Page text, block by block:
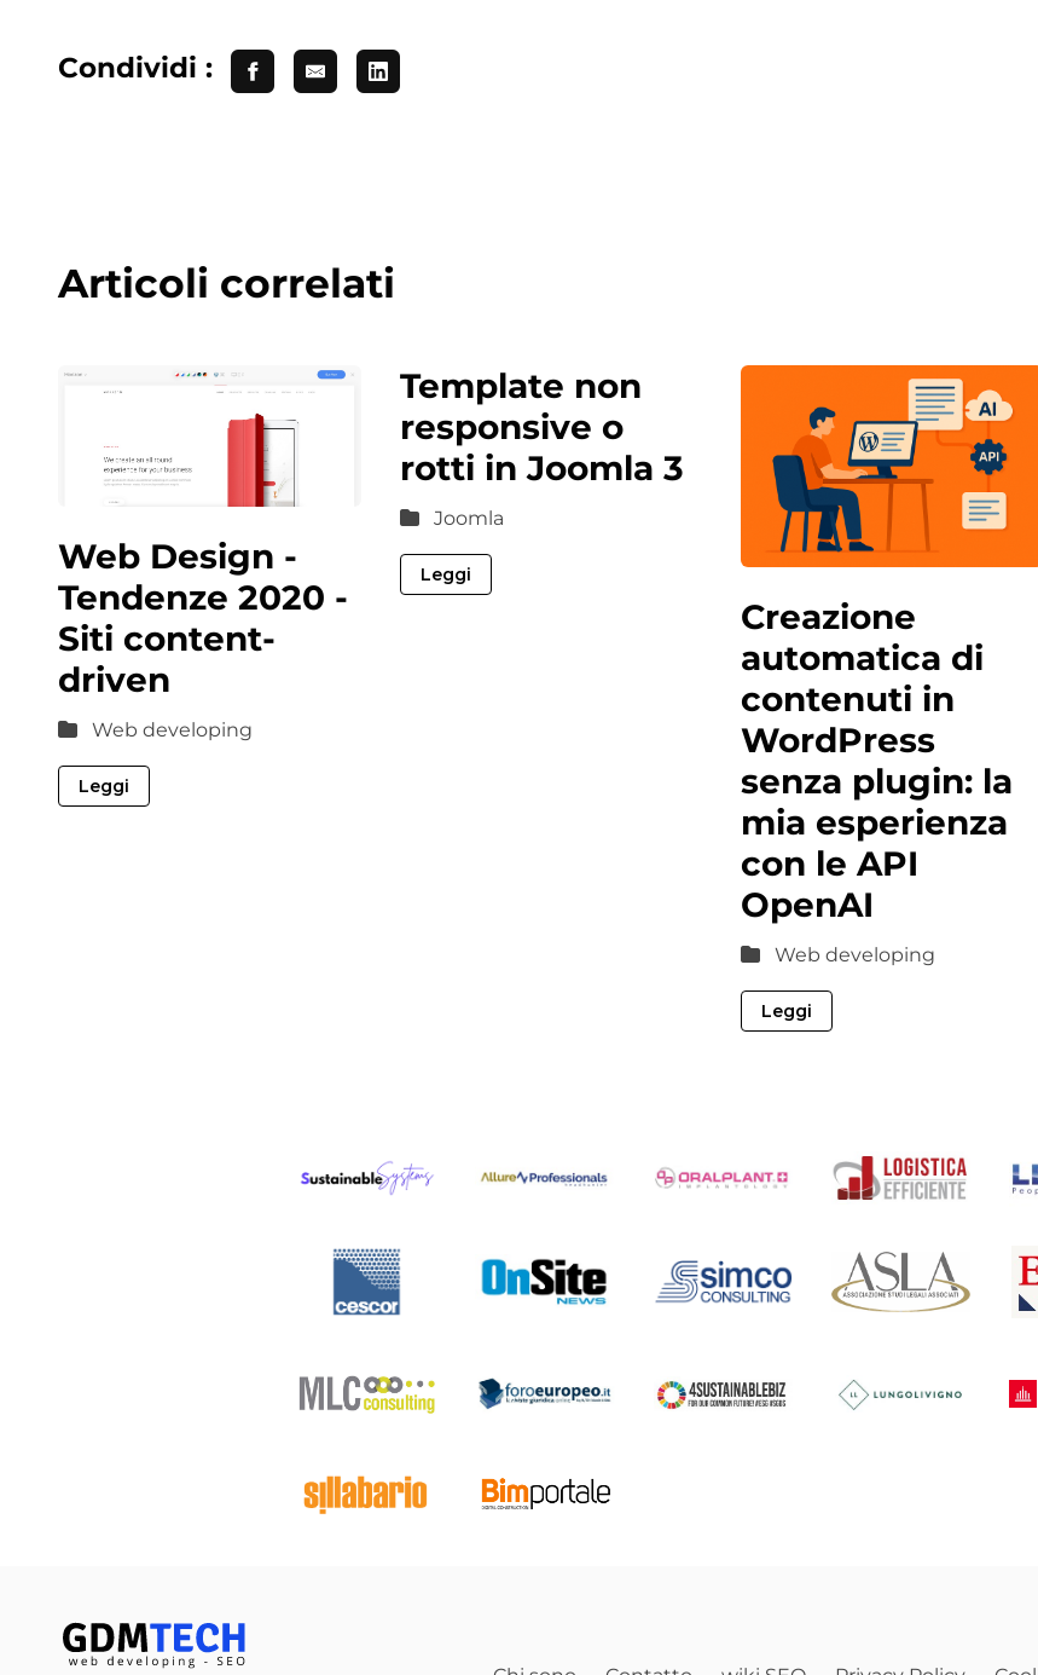
Condividi :
Articoli correlati
Web Design -
Tendenze 2020 -
Siti content-
driven
Web developing
Leggi
Template non
responsive o
rotti in Joomla 3
Joomla
Leggi
Creazione
automatica di
contenuti in
WordPress
senza plugin: la
mia esperienza
con le API
OpenAI
Web developing
Leggi